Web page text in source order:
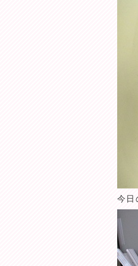
今日